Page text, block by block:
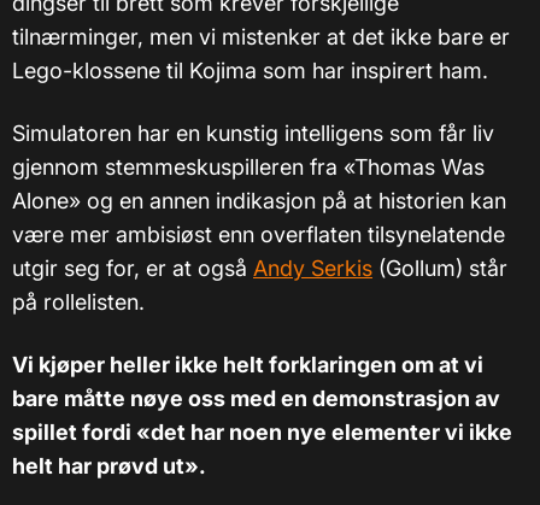
tilnærminger, men vi mistenker at det ikke bare er
Lego-klossene til Kojima som har inspirert ham.
Simulatoren har en kunstig intelligens som får liv
gjennom stemmeskuspilleren fra «Thomas Was
Alone» og en annen indikasjon på at historien kan
være mer ambisiøst enn overflaten tilsynelatende
utgir seg for, er at også Andy Serkis (Gollum) står
på rollelisten.
Vi kjøper heller ikke helt forklaringen om at vi
bare måtte nøye oss med en demonstrasjon av
spillet fordi «det har noen nye elementer vi ikke
helt har prøvd ut».